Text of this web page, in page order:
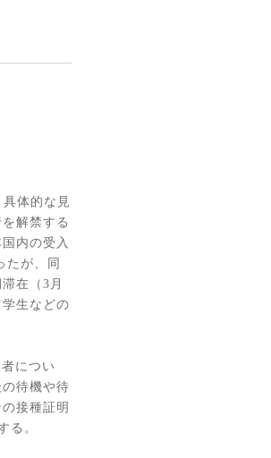
体的な見
解禁する
内の受入
たが、同
在（ 3 月
生などの
につい
待機や待
接種証明
る。